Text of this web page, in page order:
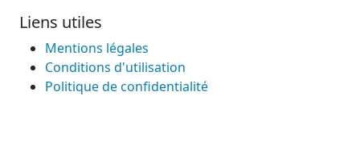
Liens utiles
Mentions légales
Conditions d'utilisation
Politique de confidentialité